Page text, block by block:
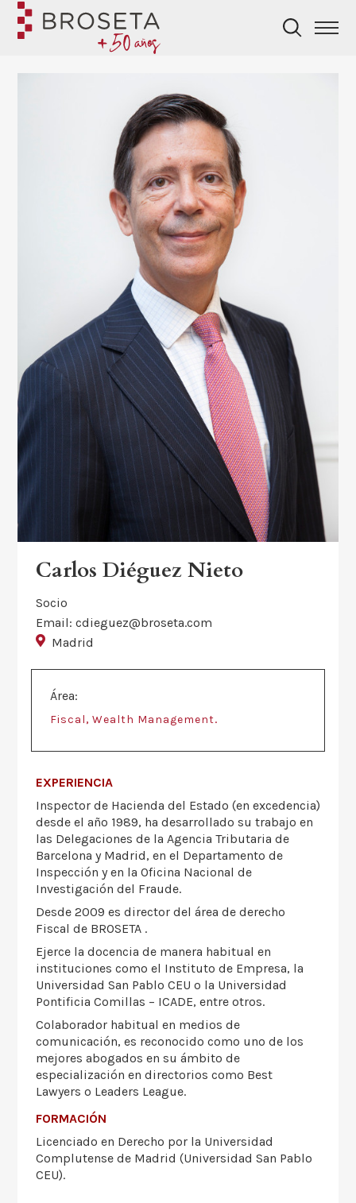
Carlos Diéguez Nieto
Socio
Email: cdieguez@broseta.com
Madrid
Área:
Fiscal, Wealth Management.
EXPERIENCIA
Inspector de Hacienda del Estado (en excedencia)
desde el año 1989, ha desarrollado su trabajo en
las Delegaciones de la Agencia Tributaria de
Barcelona y Madrid, en el Departamento de
Inspección y en la Oficina Nacional de
Investigación del Fraude.
Desde 2009 es director del área de derecho
Fiscal de BROSETA .
Ejerce la docencia de manera habitual en
instituciones como el Instituto de Empresa, la
Universidad San Pablo CEU o la Universidad
Pontificia Comillas – ICADE, entre otros.
Colaborador habitual en medios de
comunicación, es reconocido como uno de los
mejores abogados en su ámbito de
especialización en directorios como Best
Lawyers o Leaders League.
FORMACIÓN
Licenciado en Derecho por la Universidad
Complutense de Madrid (Universidad San Pablo
CEU).